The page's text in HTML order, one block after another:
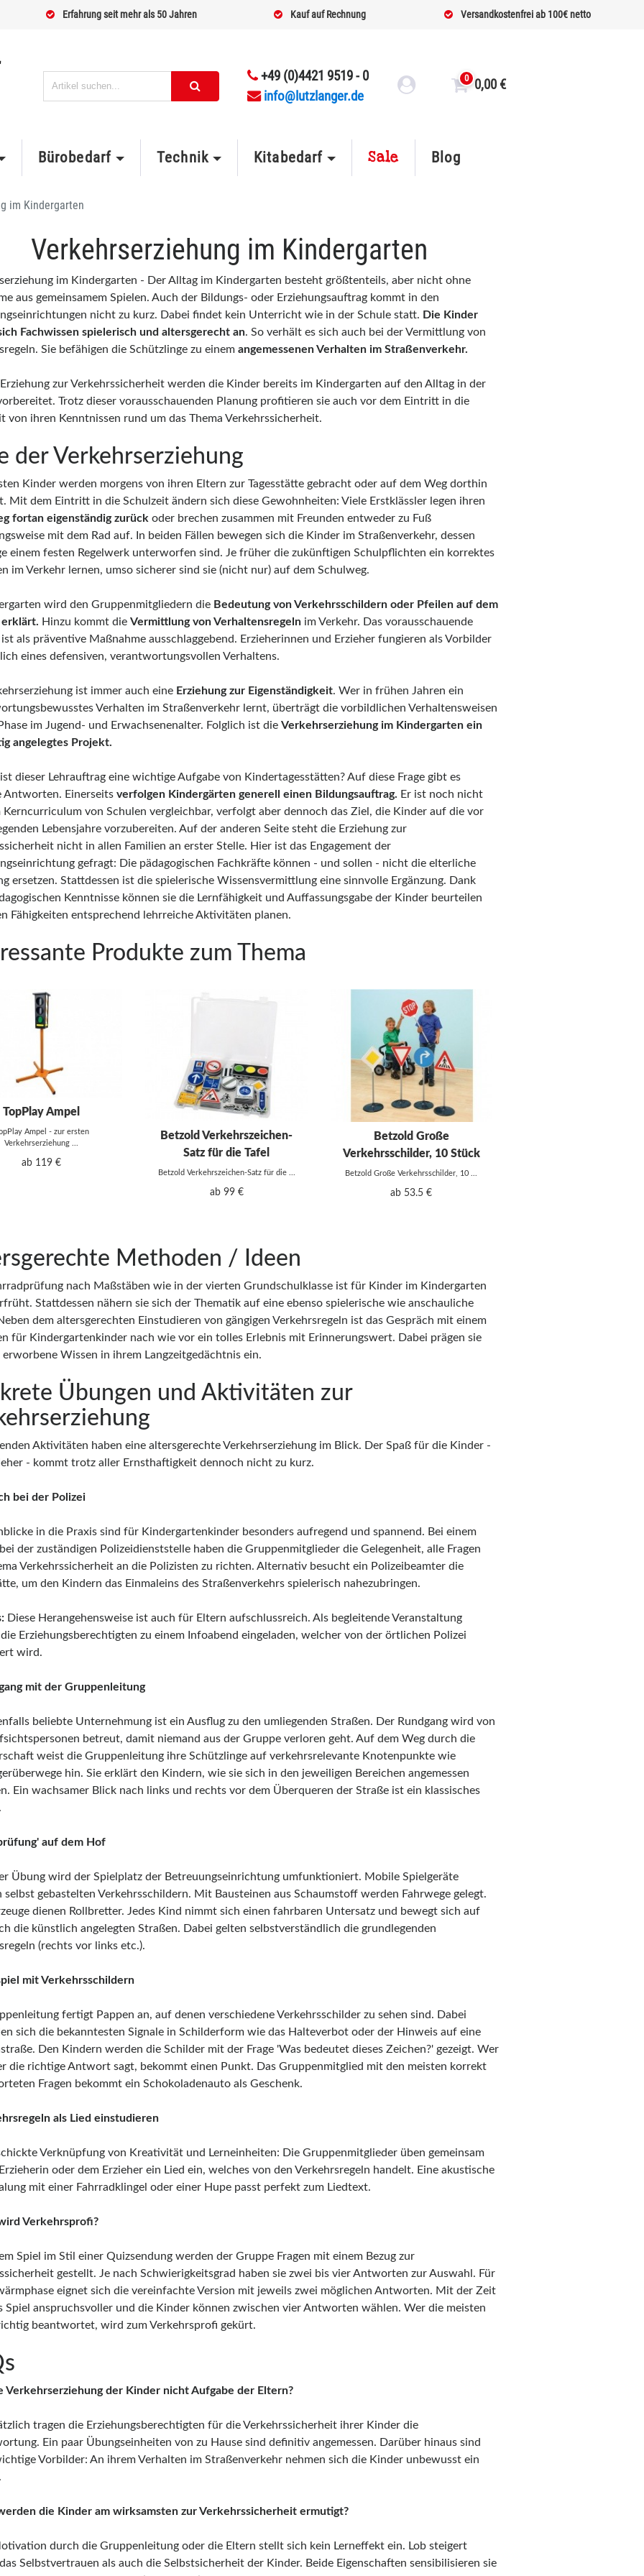
Erfahrung seit mehr als 50 Jahren Kauf auf Rechnung Versandkostenfrei ab 100€ netto
+49 (0)4421 9519 - 0
info@lutzlanger.de
0 0,00 €
Bürobedarf Technik Kitabedarf Sale Blog
im Kindergarten
Verkehrserziehung im Kindergarten
im Kindergarten - Der Alltag im Kindergarten besteht größtenteils, aber nicht ohne
aus gemeinsamem Spielen. Auch der Bildungs- oder Erziehungsauftrag kommt in den
nicht zu kurz. Dabei findet kein Unterricht wie in der Schule statt. Die Kinder
Fachwissen spielerisch und altersgerecht an. So verhält es sich auch bei der Vermittlung von
Sie befähigen die Schützlinge zu einem angemessenen Verhalten im Straßenverkehr.
zur Verkehrssicherheit werden die Kinder bereits im Kindergarten auf den Alltag in der
Trotz dieser vorausschauenden Planung profitieren sie auch vor dem Eintritt in die
von ihren Kenntnissen rund um das Thema Verkehrssicherheit.
der Verkehrserziehung
Kinder werden morgens von ihren Eltern zur Tagesstätte gebracht oder auf dem Weg dorthin
Mit dem Eintritt in die Schulzeit ändern sich diese Gewohnheiten: Viele Erstklässler legen ihren
fortan eigenständig zurück oder brechen zusammen mit Freunden entweder zu Fuß
mit dem Rad auf. In beiden Fällen bewegen sich die Kinder im Straßenverkehr, dessen
einem festen Regelwerk unterworfen sind. Je früher die zukünftigen Schulpflichten ein korrektes
im Verkehr lernen, umso sicherer sind sie (nicht nur) auf dem Schulweg.
wird den Gruppenmitgliedern die Bedeutung von Verkehrsschildern oder Pfeilen auf dem
Hinzu kommt die Vermittlung von Verhaltensregeln im Verkehr. Das vorausschauende
ist als präventive Maßnahme ausschlaggebend. Erzieherinnen und Erzieher fungieren als Vorbilder
eines defensiven, verantwortungsvollen Verhaltens.
ist immer auch eine Erziehung zur Eigenständigkeit. Wer in frühen Jahren ein
Verhalten im Straßenverkehr lernt, überträgt die vorbildlichen Verhaltensweisen
im Jugend- und Erwachsenenalter. Folglich ist die Verkehrserziehung im Kindergarten ein
angelegtes Projekt.
dieser Lehrauftrag eine wichtige Aufgabe von Kindertagesstätten? Auf diese Frage gibt es
Antworten. Einerseits verfolgen Kindergärten generell einen Bildungsauftrag. Er ist noch nicht
Kerncurriculum von Schulen vergleichbar, verfolgt aber dennoch das Ziel, die Kinder auf die vor
Lebensjahre vorzubereiten. Auf der anderen Seite steht die Erziehung zur
nicht in allen Familien an erster Stelle. Hier ist das Engagement der
gefragt: Die pädagogischen Fachkräfte können - und sollen - nicht die elterliche
ersetzen. Stattdessen ist die spielerische Wissensvermittlung eine sinnvolle Ergänzung. Dank
Kenntnisse können sie die Lernfähigkeit und Auffassungsgabe der Kinder beurteilen
Fähigkeiten entsprechend lehrreiche Aktivitäten planen.
Produkte zum Thema
TopPlay Ampel
Ampel - zur ersten
Verkehrserziehung ...
ab 119 €
Betzold Verkehrszeichen-
Satz für die Tafel
Betzold Verkehrszeichen-Satz für die ...
ab 99 €
Betzold Große
Verkehrsschilder, 10 Stück
Betzold Große Verkehrsschilder, 10 ...
ab 53.5 €
Methoden / Ideen
nach Maßstäben wie in der vierten Grundschulklasse ist für Kinder im Kindergarten
Stattdessen nähern sie sich der Thematik auf eine ebenso spielerische wie anschauliche
dem altersgerechten Einstudieren von gängigen Verkehrsregeln ist das Gespräch mit einem
für Kindergartenkinder nach wie vor ein tolles Erlebnis mit Erinnerungswert. Dabei prägen sie
erworbene Wissen in ihrem Langzeitgedächtnis ein.
Übungen und Aktivitäten zur
Aktivitäten haben eine altersgerechte Verkehrserziehung im Blick. Der Spaß für die Kinder -
- kommt trotz aller Ernsthaftigkeit dennoch nicht zu kurz.
bei der Polizei
in die Praxis sind für Kindergartenkinder besonders aufregend und spannend. Bei einem
der zuständigen Polizeidienststelle haben die Gruppenmitglieder die Gelegenheit, alle Fragen
Verkehrssicherheit an die Polizisten zu richten. Alternativ besucht ein Polizeibeamter die
um den Kindern das Einmaleins des Straßenverkehrs spielerisch nahezubringen.
Diese Herangehensweise ist auch für Eltern aufschlussreich. Als begleitende Veranstaltung
Erziehungsberechtigten zu einem Infoabend eingeladen, welcher von der örtlichen Polizei
wird.
mit der Gruppenleitung
beliebte Unternehmung ist ein Ausflug zu den umliegenden Straßen. Der Rundgang wird von
betreut, damit niemand aus der Gruppe verloren geht. Auf dem Weg durch die
weist die Gruppenleitung ihre Schützlinge auf verkehrsrelevante Knotenpunkte wie
hin. Sie erklärt den Kindern, wie sie sich in den jeweiligen Bereichen angemessen
Ein wachsamer Blick nach links und rechts vor dem Überqueren der Straße ist ein klassisches
auf dem Hof
Übung wird der Spielplatz der Betreuungseinrichtung umfunktioniert. Mobile Spielgeräte
selbst gebastelten Verkehrsschildern. Mit Bausteinen aus Schaumstoff werden Fahrwege gelegt.
dienen Rollbretter. Jedes Kind nimmt sich einen fahrbaren Untersatz und bewegt sich auf
die künstlich angelegten Straßen. Dabei gelten selbstverständlich die grundlegenden
(rechts vor links etc.).
mit Verkehrsschildern
fertigt Pappen an, auf denen verschiedene Verkehrsschilder zu sehen sind. Dabei
sich die bekanntesten Signale in Schilderform wie das Halteverbot oder der Hinweis auf eine
Den Kindern werden die Schilder mit der Frage 'Was bedeutet dieses Zeichen?' gezeigt. Wer
die richtige Antwort sagt, bekommt einen Punkt. Das Gruppenmitglied mit den meisten korrekt
Fragen bekommt ein Schokoladenauto als Geschenk.
als Lied einstudieren
Verknüpfung von Kreativität und Lerneinheiten: Die Gruppenmitglieder üben gemeinsam
oder dem Erzieher ein Lied ein, welches von den Verkehrsregeln handelt. Eine akustische
mit einer Fahrradklingel oder einer Hupe passt perfekt zum Liedtext.
Verkehrsprofi?
Spiel im Stil einer Quizsendung werden der Gruppe Fragen mit einem Bezug zur
gestellt. Je nach Schwierigkeitsgrad haben sie zwei bis vier Antworten zur Auswahl. Für
eignet sich die vereinfachte Version mit jeweils zwei möglichen Antworten. Mit der Zeit
Spiel anspruchsvoller und die Kinder können zwischen vier Antworten wählen. Wer die meisten
beantwortet, wird zum Verkehrsprofi gekürt.
Verkehrserziehung der Kinder nicht Aufgabe der Eltern?
tragen die Erziehungsberechtigten für die Verkehrssicherheit ihrer Kinder die
Ein paar Übungseinheiten von zu Hause sind definitiv angemessen. Darüber hinaus sind
Vorbilder: An ihrem Verhalten im Straßenverkehr nehmen sich die Kinder unbewusst ein
die Kinder am wirksamsten zur Verkehrssicherheit ermutigt?
durch die Gruppenleitung oder die Eltern stellt sich kein Lerneffekt ein. Lob steigert
Selbstvertrauen als auch die Selbstsicherheit der Kinder. Beide Eigenschaften sensibilisieren sie